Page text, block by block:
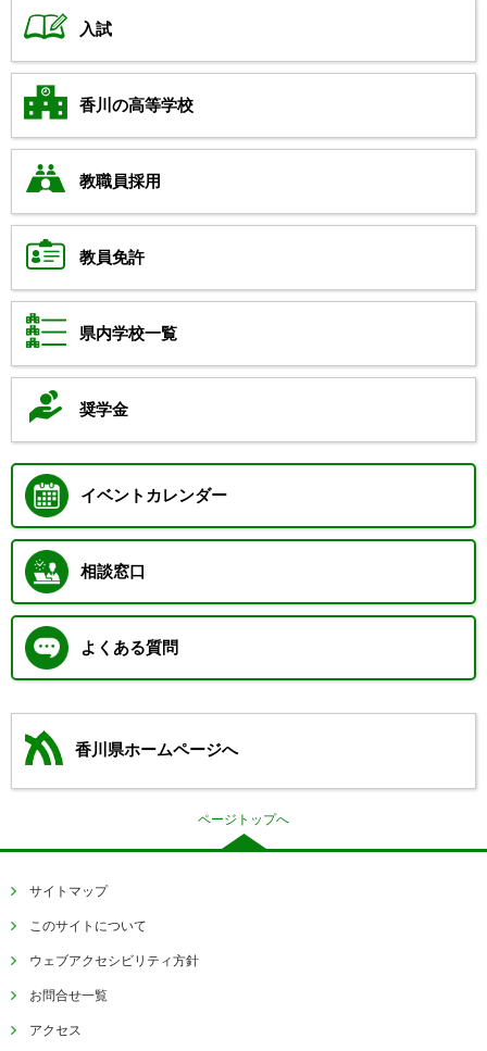
入試
香川の高等学校
教職員採用
教員免許
県内学校一覧
奨学金
イベントカレンダー
相談窓口
よくある質問
香川県ホームページへ
ページトップへ
サイトマップ
このサイトについて
ウェブアクセシビリティ方針
お問合せ一覧
アクセス